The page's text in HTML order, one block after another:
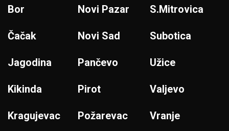
Bor
Čačak
Jagodina
Kikinda
Kragujevac
Novi Pazar
Novi Sad
Pančevo
Pirot
Požarevac
S.Mitrovica
Subotica
Užice
Valjevo
Vranje